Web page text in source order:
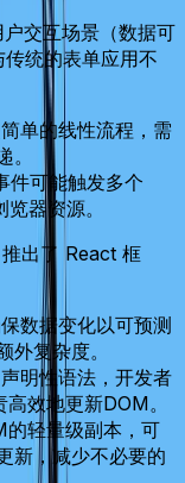
交互场景（数据可
统的表单应用不
单的线性流程，需
件可能触发多个
器资源。
出了 React 框
数据变化以可预测
复杂度。
明性语法，开发者
效地更新DOM。
的轻量级副本，可
新，减少不必要的